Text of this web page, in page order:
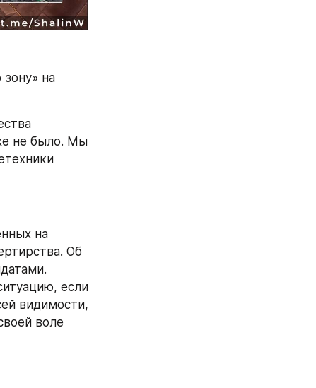
зону» на
не было. Мы
на
Об
если
видимости,
воле